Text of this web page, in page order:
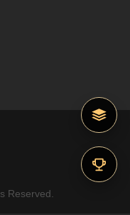
Reserved.